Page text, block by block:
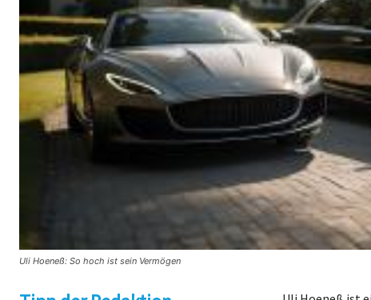
Uli Hoeneß: So hoch ist sein Vermögen